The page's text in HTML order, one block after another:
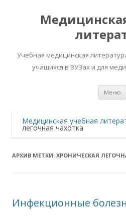
Учебная медицинская
учащихся в ВУЗах и для
Меню
Медицинская учебная
легочная чахотка
АРХИВ МЕТКИ: ХРОНИЧЕСКАЯ
Инфекционные